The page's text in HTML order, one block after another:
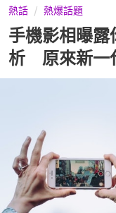
熱話 熱爆話題
手機影相曝
析 原來新一